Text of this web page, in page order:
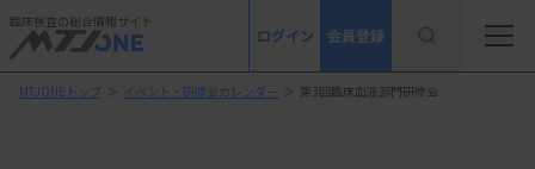
臨床検査の総合情報サイト
ログイン 会員登録
MTJONEトップ ＞ イベント・研修会カレンダー ＞ 第3回臨床血液部門研修会